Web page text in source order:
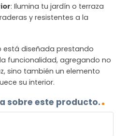
: Ilumina tu jardín o terraza
y resistentes a la
está diseñada prestando
funcionalidad, agregando no
sino también un elemento
su interior.
sobre este producto.